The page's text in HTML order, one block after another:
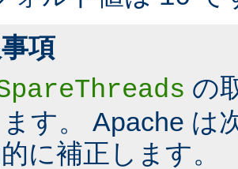
項
の
す。 Apache は
に補正します。